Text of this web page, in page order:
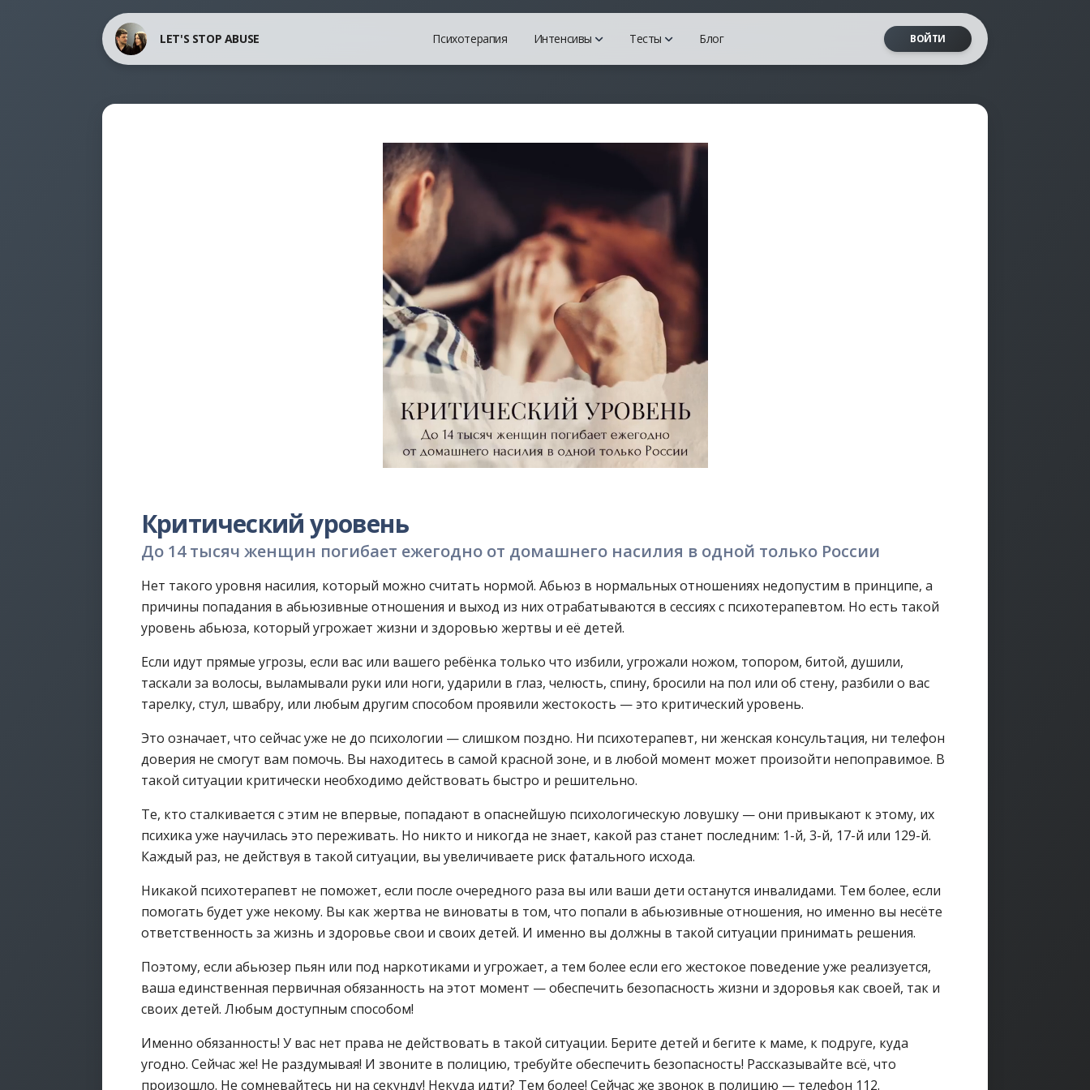
LET'S STOP ABUSE Психотерапия Интенсивы
Марафон "Анатомия Постабьюза"
Поможет пройти постабьюзивный период
Марафон "Токсичная среда и абьюз на работе"
Всё о токсичном окружении
Тесты
Тест на знание токсиков
Насколько ты крутой сыщик?
Блог ВОЙТИ
Критический уровень
До 14 тысяч женщин погибает ежегодно от домашнего насилия в одной только России
Нет такого уровня насилия, который можно считать нормой. Абьюз в нормальных отношениях недопустим в принципе, а
причины попадания в абьюзивные отношения и выход из них отрабатываются в сессиях с психотерапевтом. Но есть такой
уровень абьюза, который угрожает жизни и здоровью жертвы и её детей.
Если идут прямые угрозы, если вас или вашего ребёнка только что избили, угрожали ножом, топором, битой, душили,
таскали за волосы, выламывали руки или ноги, ударили в глаз, челюсть, спину, бросили на пол или об стену, разбили о вас
тарелку, стул, швабру, или любым другим способом проявили жестокость — это критический уровень.
Это означает, что сейчас уже не до психологии — слишком поздно. Ни психотерапевт, ни женская консультация, ни телефон
доверия не смогут вам помочь. Вы находитесь в самой красной зоне, и в любой момент может произойти непоправимое. В
такой ситуации критически необходимо действовать быстро и решительно.
Те, кто сталкивается с этим не впервые, попадают в опаснейшую психологическую ловушку — они привыкают к этому, их
психика уже научилась это переживать. Но никто и никогда не знает, какой раз станет последним: 1-й, 3-й, 17-й или 129-й.
Каждый раз, не действуя в такой ситуации, вы увеличиваете риск фатального исхода.
Никакой психотерапевт не поможет, если после очередного раза вы или ваши дети останутся инвалидами. Тем более, если
помогать будет уже некому. Вы как жертва не виноваты в том, что попали в абьюзивные отношения, но именно вы несёте
ответственность за жизнь и здоровье свои и своих детей. И именно вы должны в такой ситуации принимать решения.
Поэтому, если абьюзер пьян или под наркотиками и угрожает, а тем более если его жестокое поведение уже реализуется,
ваша единственная первичная обязанность на этот момент — обеспечить безопасность жизни и здоровья как своей, так и
своих детей. Любым доступным способом!
Именно обязанность! У вас нет права не действовать в такой ситуации. Берите детей и бегите к маме, к подруге, куда
угодно. Сейчас же! Не раздумывая! И звоните в полицию, требуйте обеспечить безопасность! Рассказывайте всё, что
произошло. Не сомневайтесь ни на секунду! Некуда идти? Тем более! Сейчас же звонок в полицию — телефон 112.